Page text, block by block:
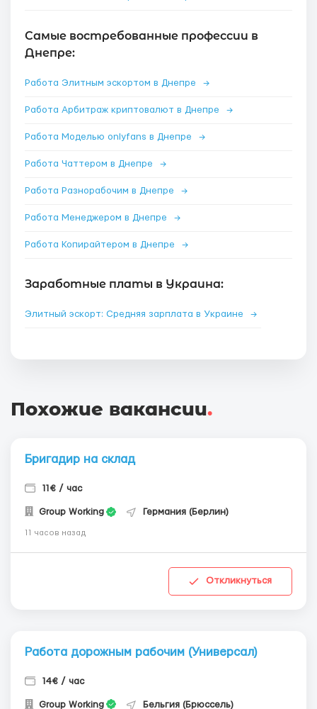
Самые востребованные профессии в
Днепре:
Работа Элитным эскортом в Днепре →
Работа Арбитраж криптовалют в Днепре →
Работа Моделью onlyfans в Днепре →
Работа Чаттером в Днепре →
Работа Разнорабочим в Днепре →
Работа Менеджером в Днепре →
Работа Копирайтером в Днепре →
Заработные платы в Украина:
Элитный эскорт: Средняя зарплата в Украине →
Похожие вакансии.
Бригадир на склад
11€ / час
Group Working Германия (Берлин)
11 часов назад
Откликнуться
Работа дорожным рабочим (Универсал)
14€ / час
Group Working Бельгия (Брюссель)